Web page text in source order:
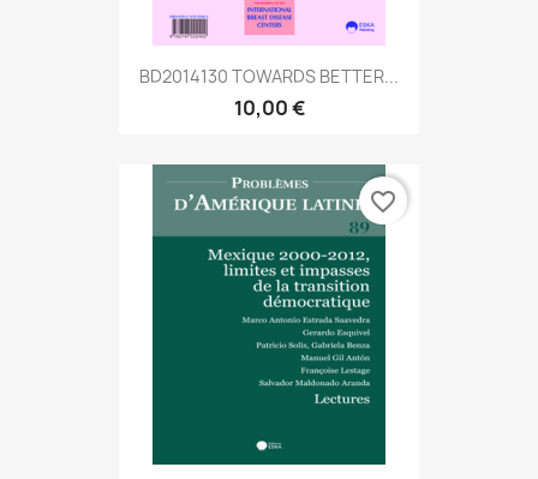
BD2014130 TOWARDS BETTER...
10,00 €
favorite_border